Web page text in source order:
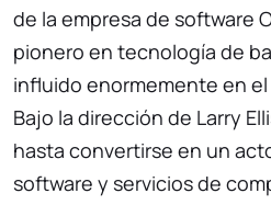
de la empresa de software
pionero en tecnología de
influido enormemente en
Bajo la dirección de Larry
hasta convertirse en un
software y servicios de